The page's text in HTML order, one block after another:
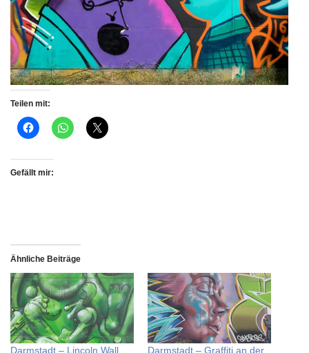
Teilen mit:
Gefällt mir:
Ähnliche Beiträge
Darmstadt – Lincoln Wall
Darmstadt – Graffiti an der